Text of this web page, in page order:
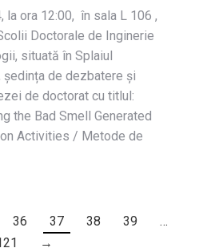
la ora 12:00, în sala L 106 ,
Doctorale de Inginerie
situată în Splaiul
ședința de dezbatere și
de doctorat cu titlul:
the Bad Smell Generated
Activities / Metode de
36 37 38 39
…
→